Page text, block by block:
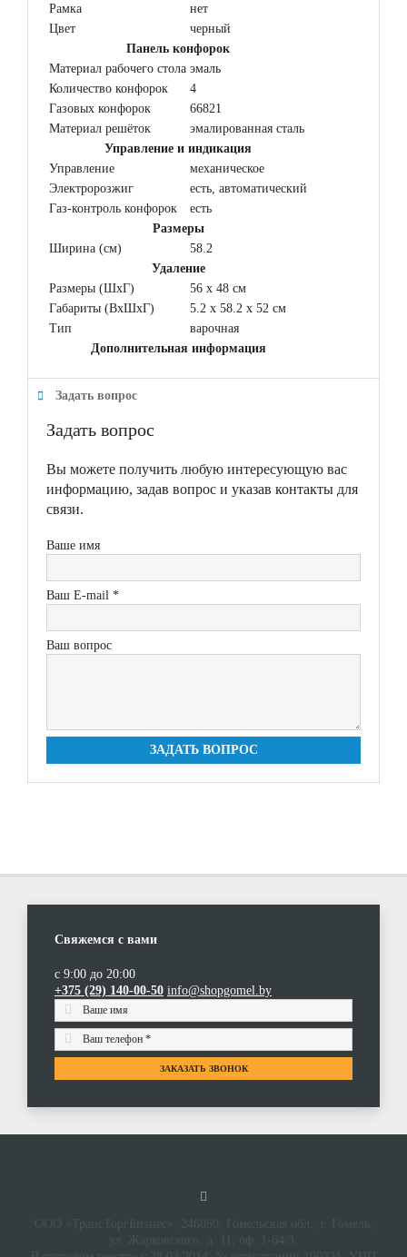
Рамка
нет
Цвет
черный
Панель конфорок
Материал рабочего стола эмаль
Количество конфорок
4
Газовых конфорок
66821
Материал решёток
эмалированная сталь
Управление и индикация
Управление
механическое
Электророзжиг
есть, автоматический
Газ-контроль конфорок
есть
Размеры
Ширина (см)
58.2
Удаление
Размеры (ШхГ)
56 x 48 см
Габариты (ВхШхГ)
5.2 x 58.2 x 52 см
Тип
варочная
Дополнительная информация
Задать вопрос
Задать вопрос
Вы можете получить любую интересующую вас
информацию, задав вопрос и указав контакты для
связи.
Ваше имя
Ваш E-mail *
Ваш вопрос
ЗАДАТЬ ВОПРОС
Свяжемся с вами
с 9:00 до 20:00
+375 (29) 140-00-50 info@shopgomel.by
ЗАКАЗАТЬ ЗВОНОК